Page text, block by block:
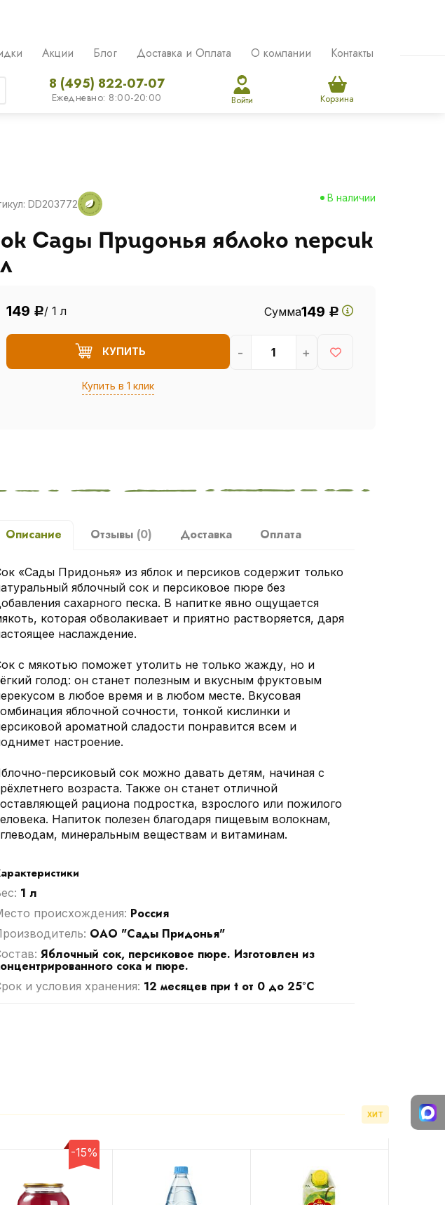
Акции Блог Доставка и Оплата О компании Контакты
8 (495) 822-07-07
Ежедневно: 8:00-20:00 Войти Корзина
DD203772
В наличии
Сады Придонья яблоко персик
149 Р/ 1 л Сумма149 Р
КУПИТЬ
Купить в 1 клик
- +
Описание Отзывы (0) Доставка Оплата
«Сады Придонья» из яблок и персиков содержит только
яблочный сок и персиковое пюре без
сахарного песка. В напитке явно ощущается
которая обволакивает и приятно растворяется, даря
наслаждение.
с мякотью поможет утолить не только жажду, но и
голод: он станет полезным и вкусным фруктовым
в любое время и в любом месте. Вкусовая
яблочной сочности, тонкой кислинки и
ароматной сладости понравится всем и
настроение.
персиковый сок можно давать детям, начиная с
возраста. Также он станет отличной
рациона подростка, взрослого или пожилого
Напиток полезен благодаря пищевым волокнам,
минеральным веществам и витаминам.
1 л
происхождения: Россия
ОАО "Сады Придонья"
Яблочный сок, персиковое пюре. Изготовлен из
сока и пюре.
и условия хранения: 12 месяцев при t от 0 до 25°С
ХИТ
-15%